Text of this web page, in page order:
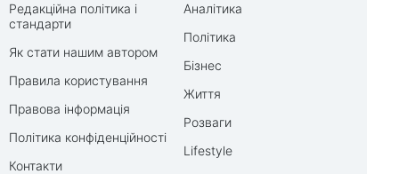
Редакційна політика і
стандарти
Як стати нашим автором
Правила користування
Правова інформація
Політика конфіденційності
Контакти
Аналітика
Політика
Бізнес
Життя
Розваги
Lifestyle